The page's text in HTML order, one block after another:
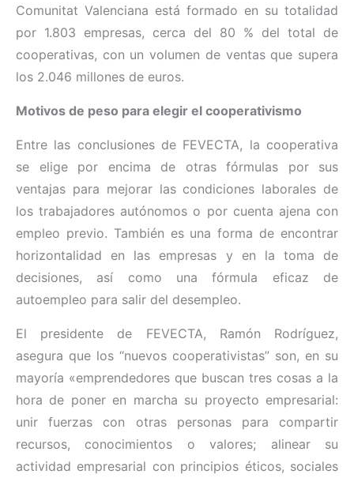
Comunitat Valenciana está formado en su totalidad
por 1.803 empresas, cerca del 80 % del total de
cooperativas, con un volumen de ventas que supera
los 2.046 millones de euros.
Motivos de peso para elegir el cooperativismo
Entre las conclusiones de FEVECTA, la cooperativa
se elige por encima de otras fórmulas por sus
ventajas para mejorar las condiciones laborales de
los trabajadores autónomos o por cuenta ajena con
empleo previo. También es una forma de encontrar
horizontalidad en las empresas y en la toma de
decisiones, así como una fórmula eficaz de
autoempleo para salir del desempleo.
El presidente de FEVECTA, Ramón Rodríguez,
asegura que los “nuevos cooperativistas” son, en su
mayoría «emprendedores que buscan tres cosas a la
hora de poner en marcha su proyecto empresarial:
unir fuerzas con otras personas para compartir
recursos, conocimientos o valores; alinear su
actividad empresarial con principios éticos, sociales